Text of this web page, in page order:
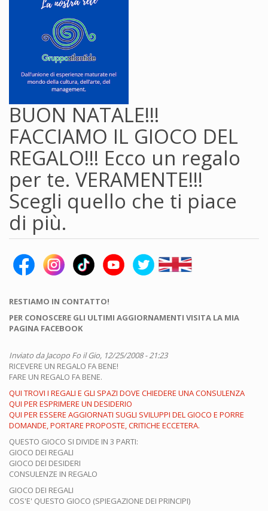
BUON NATALE!!!
FACCIAMO IL GIOCO DEL
REGALO!!! Ecco un regalo
per te. VERAMENTE!!!
Scegli quello che ti piace
di più.
RESTIAMO IN CONTATTO!
PER CONOSCERE GLI ULTIMI AGGIORNAMENTI VISITA LA MIA
PAGINA FACEBOOK
Inviato daJacopo Fo il Gio, 12/25/2008 - 21:23
RICEVERE UN REGALO FA BENE!
FARE UN REGALO FA BENE.
QUI TROVI I REGALI E GLI SPAZI DOVE CHIEDERE UNA CONSULENZA
QUI PER ESPRIMERE UN DESIDERIO
QUI PER ESSERE AGGIORNATI SUGLI SVILUPPI DEL GIOCO E PORRE
DOMANDE, PORTARE PROPOSTE, CRITICHE ECCETERA.
QUESTO GIOCO SI DIVIDE IN 3 PARTI:
GIOCO DEI REGALI
GIOCO DEI DESIDERI
CONSULENZE IN REGALO
GIOCO DEI REGALI
COS'E' QUESTO GIOCO (SPIEGAZIONE DEI PRINCIPI)